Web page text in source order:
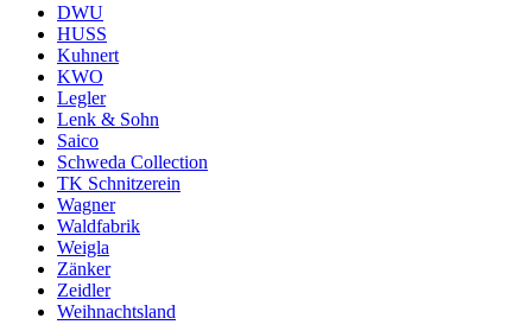
DWU
HUSS
Kuhnert
KWO
Legler
Lenk & Sohn
Saico
Schweda Collection
TK Schnitzerein
Wagner
Waldfabrik
Weigla
Zänker
Zeidler
Weihnachtsland